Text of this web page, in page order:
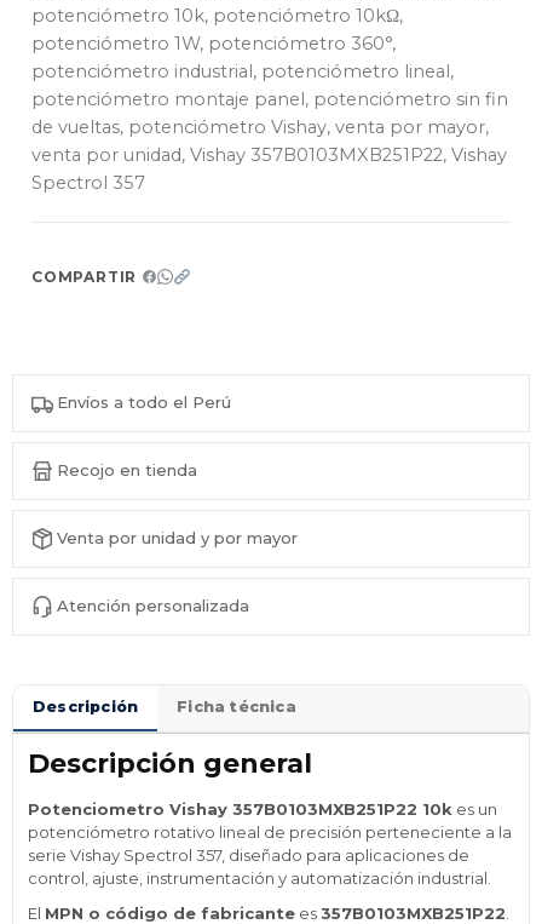
potenciómetro 10k, potenciómetro 10kΩ,
potenciómetro 1W, potenciómetro 360°,
potenciómetro industrial, potenciómetro lineal,
potenciómetro montaje panel, potenciómetro sin fin
de vueltas, potenciómetro Vishay, venta por mayor,
venta por unidad, Vishay 357B0103MXB251P22, Vishay
Spectrol 357
COMPARTIR
Envíos a todo el Perú
Recojo en tienda
Venta por unidad y por mayor
Atención personalizada
Descripción Ficha técnica
Descripción general
Potenciometro Vishay 357B0103MXB251P22 10k es un
potenciómetro rotativo lineal de precisión perteneciente a la
serie Vishay Spectrol 357, diseñado para aplicaciones de
control, ajuste, instrumentación y automatización industrial.
El MPN o código de fabricante es357B0103MXB251P22